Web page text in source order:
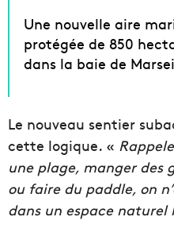
Une nouvelle aire
protégée de 850
dans la baie de
Le nouveau sentier
cette logique. «
une plage, manger des
ou faire du paddle, on
dans un espace naturel